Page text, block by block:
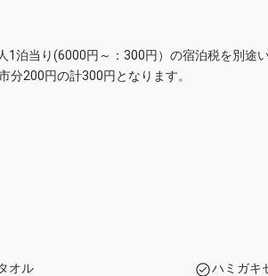
泊当り(6000円～：300円）の宿泊税を別途い
分200円の計300円となります。
オル ハミガキ